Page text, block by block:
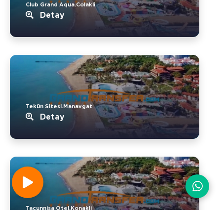
Club Grand Aqua.Colakli
Detay
Tekün Sitesi.Manavgat
Detay
Tacunnisa Otel.Konakli